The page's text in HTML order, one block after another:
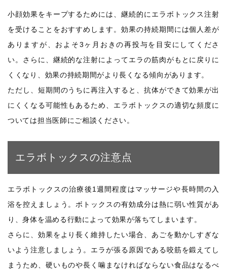
小顔効果をキープするためには、継続的にエラボトックス注射
を受けることをおすすめします。効果の持続期間には個人差が
ありますが、およそ3ヶ月おきの再投与を目安にしてくださ
い。さらに、継続的な注射によってエラの筋肉がもとに戻りに
くくなり、効果の持続期間がより長くなる傾向があります。
ただし、短期間のうちに再注入すると、抗体ができて効果が出
にくくなる可能性もあるため、エラボトックスの適切な頻度に
ついては担当医師にご相談ください。
エラボトックスの注意点
エラボトックスの治療後1週間程度はマッサージや長時間の入
浴を控えましょう。ボトックスの有効成分は熱に弱い性質があ
り、身体を温める行動によって効果が落ちてしまいます。
さらに、効果をより長く維持したい場合、あごを動かしすぎな
いよう注意しましょう。エラが張る原因である咬筋を鍛えてし
まうため、硬いものや長く噛まなければならない食品はなるべ